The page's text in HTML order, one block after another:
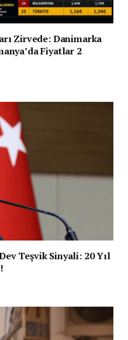
Zirvede: Danimarka
Fiyatlar 2
Teşvik Sinyali: 20 Yıl